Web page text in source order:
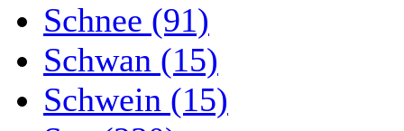
Schnee (91)
Schwan (15)
Schwein (15)